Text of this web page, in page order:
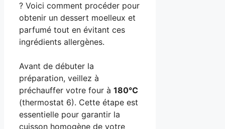
? Voici comment procéder pour
obtenir un dessert moelleux et
parfumé tout en évitant ces
ingrédients allergènes.
Avant de débuter la
préparation, veillez à
préchauffer votre four à 180°C
(thermostat 6). Cette étape est
essentielle pour garantir la
cuisson homogène de votre